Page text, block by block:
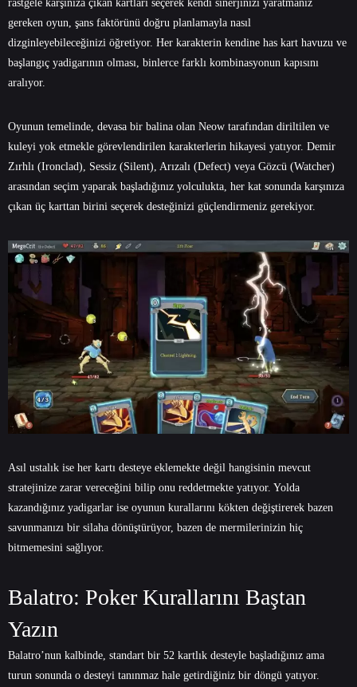
rastgele karşınıza çıkan kartları seçerek kendi sinerjinizi yaratmanız
gereken oyun, şans faktörünü doğru planlamayla nasıl
dizginleyebileceğinizi öğretiyor. Her karakterin kendine has kart havuzu ve
başlangıç yadigarının olması, binlerce farklı kombinasyonun kapısını
aralıyor.
Oyunun temelinde, devasa bir balina olan Neow tarafından diriltilen ve
kuleyi yok etmekle görevlendirilen karakterlerin hikayesi yatıyor. Demir
Zırhlı (Ironclad), Sessiz (Silent), Arızalı (Defect) veya Gözcü (Watcher)
arasından seçim yaparak başladığınız yolculukta, her kat sonunda karşınıza
çıkan üç karttan birini seçerek desteğinizi güçlendirmeniz gerekiyor.
Asıl ustalık ise her kartı desteye eklemekte değil hangisinin mevcut
stratejinize zarar vereceğini bilip onu reddetmekte yatıyor. Yolda
kazandığınız yadigarlar ise oyunun kurallarını kökten değiştirerek bazen
savunmanızı bir silaha dönüştürüyor, bazen de mermilerinizin hiç
bitmemesini sağlıyor.
Balatro: Poker Kurallarını Baştan
Yazın
Balatro’nun kalbinde, standart bir 52 kartlık desteyle başladığınız ama
turun sonunda o desteyi tanınmaz hale getirdiğiniz bir döngü yatıyor.